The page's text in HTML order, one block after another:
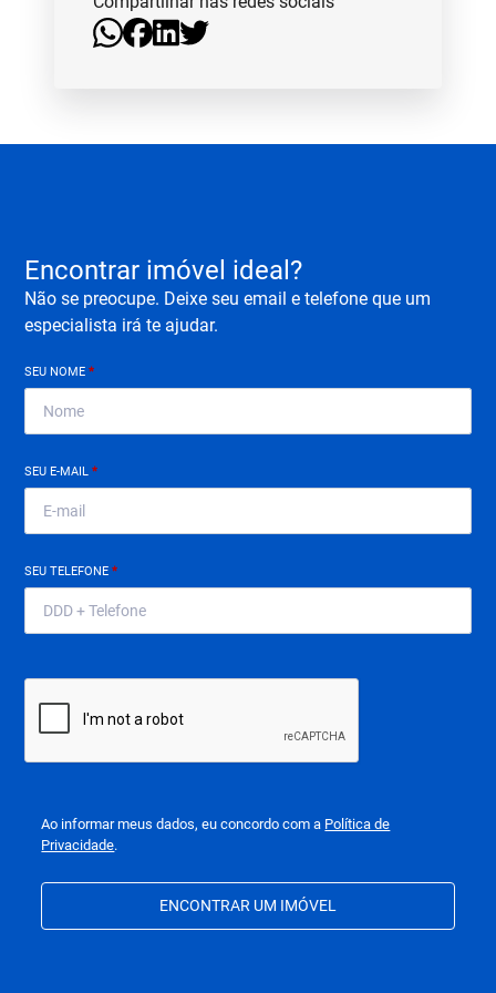
Encontrar imóvel ideal?
Não se preocupe. Deixe seu email e telefone que um
especialista irá te ajudar.
SEU NOME*
SEU E-MAIL*
SEU TELEFONE*
Ao informar meus dados, eu concordo com a Política de
Privacidade.
ENCONTRAR UM IMÓVEL